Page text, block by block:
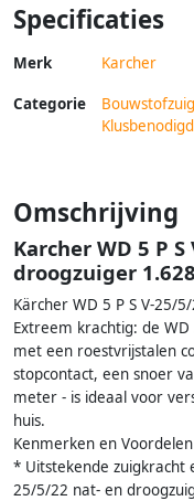
Specificaties
Merk Karcher
Categorie
Omschrijving
Karcher WD 5 P
droogzuiger
Kärcher WD 5 P S V-25/
Extreem krachtig: de
met een roestvrijstalen
stopcontact, een snoer
meter - is ideaal voor
huis.
Kenmerken en Voordelen
* Uitstekende zuigkracht
25/5/22 nat- en